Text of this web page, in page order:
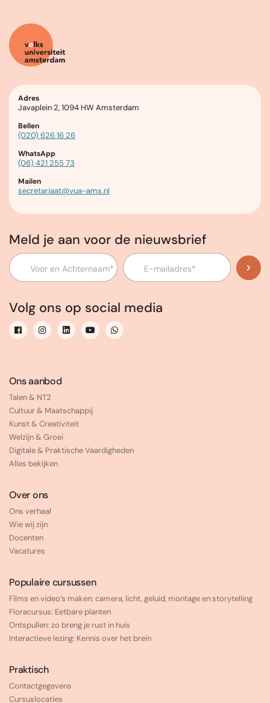
Adres
Javaplein 2, 1094 HW Amsterdam
Bellen
(020) 626 16 26
WhatsApp
(06) 421 255 73
Mailen
secretariaat@vua-ams.nl
Meld je aan voor de nieuwsbrief
Voor en Achternaam* E-mailadres*
Volg ons op social media
Ons aanbod
Talen & NT2
Cultuur & Maatschappij
Kunst & Creativiteit
Welzijn & Groei
Digitale & Praktische Vaardigheden
Alles bekijken
Over ons
Ons verhaal
Wie wij zijn
Docenten
Vacatures
Populaire cursussen
Films en video’s maken: camera, licht, geluid, montage en storytelling
Floracursus: Eetbare planten
Ontspullen: zo breng je rust in huis
Interactieve lezing: Kennis over het brein
Praktisch
Contactgegevens
Cursuslocaties